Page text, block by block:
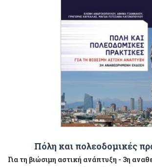
Πόλη και πολεοδομικές
Για τη βιώσιμη αστική ανάπτυξη - 3η